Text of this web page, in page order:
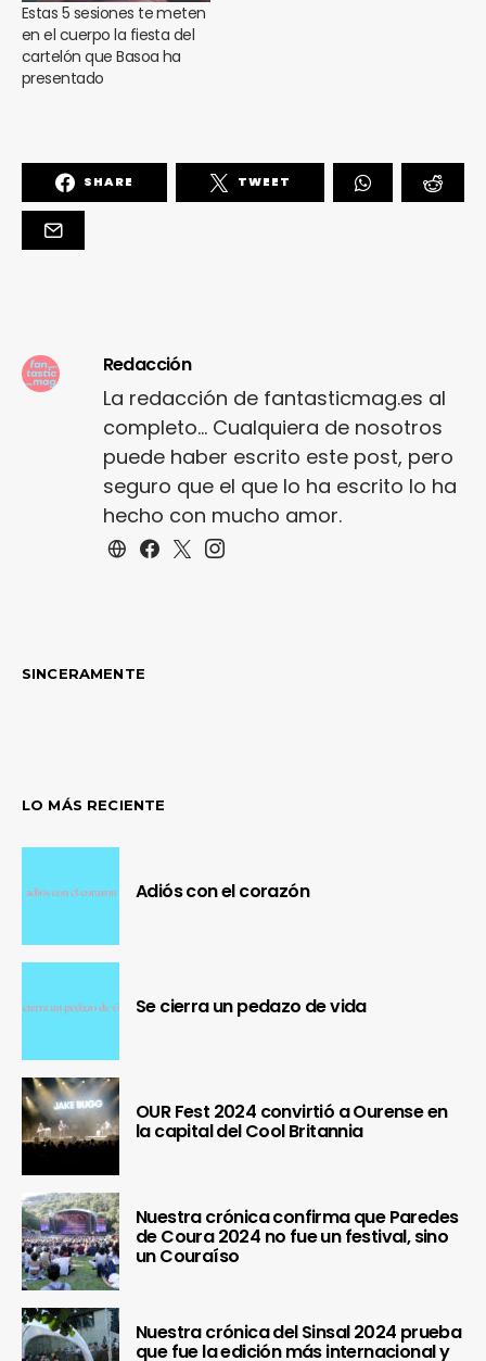
Estas 5 sesiones te meten
en el cuerpo la fiesta del
cartelón que Basoa ha
presentado
SHARE TWEET
Redacción
La redacción de fantasticmag.es al
completo... Cualquiera de nosotros
puede haber escrito este post, pero
seguro que el que lo ha escrito lo ha
hecho con mucho amor.
SINCERAMENTE
LO MÁS RECIENTE
Adiós con el corazón
Se cierra un pedazo de vida
OUR Fest 2024 convirtió a Ourense en
la capital del Cool Britannia
Nuestra crónica confirma que Paredes
de Coura 2024 no fue un festival, sino
un Couraíso
Nuestra crónica del Sinsal 2024 prueba
que fue la edición más internacional y